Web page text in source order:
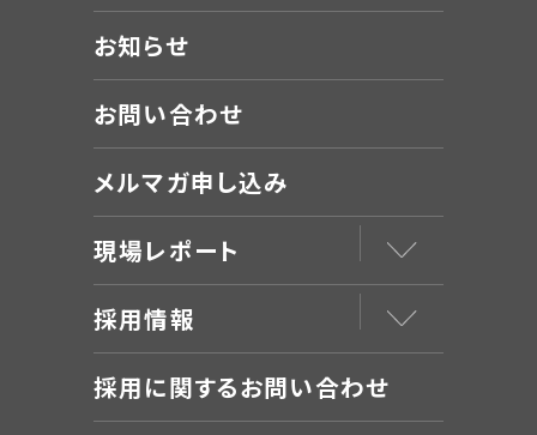
お知らせ
お問い合わせ
メルマガ申し込み
現場レポート
採用情報
採用に関するお問い合わせ